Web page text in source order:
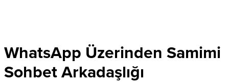
WhatsApp Üzerinden Samimi
Sohbet Arkadaşlığı